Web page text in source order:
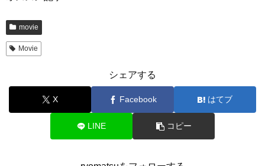
movie
Movie
シェアする
X Facebook はてブ
LINE コピー